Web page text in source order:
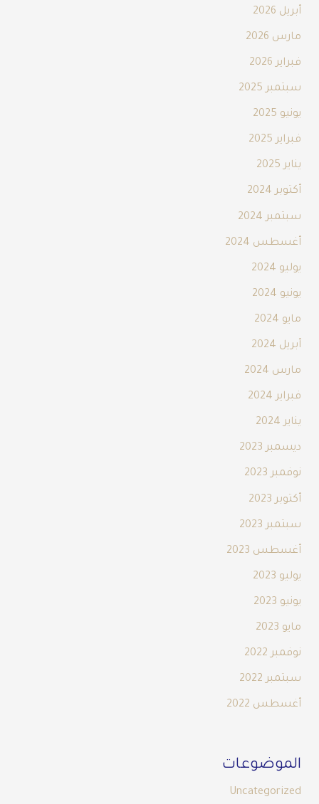
أبريل 2026
مارس 2026
فبراير 2026
سبتمبر 2025
يونيو 2025
فبراير 2025
يناير 2025
أكتوبر 2024
سبتمبر 2024
أغسطس 2024
يوليو 2024
يونيو 2024
مايو 2024
أبريل 2024
مارس 2024
فبراير 2024
يناير 2024
ديسمبر 2023
نوفمبر 2023
أكتوبر 2023
سبتمبر 2023
أغسطس 2023
يوليو 2023
يونيو 2023
مايو 2023
نوفمبر 2022
سبتمبر 2022
أغسطس 2022
الموضوعات
Uncategorized